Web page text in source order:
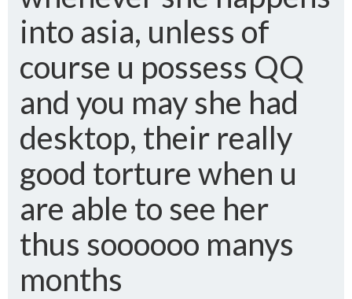
into asia, unless of
course u possess QQ
and you may she had
desktop, their really
good torture when u
are able to see her
thus soooooo manys
months